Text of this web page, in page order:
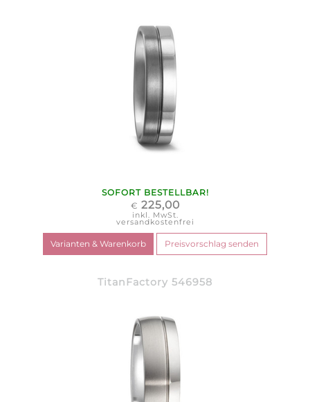
SOFORT BESTELLBAR!
€ 225,00
inkl. MwSt.
versandkostenfrei
TitanFactory 546958